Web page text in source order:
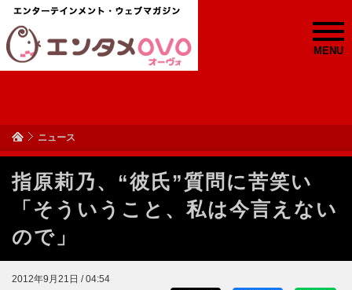
MENU
ニュース
指原莉乃、“彼氏”質問に苦笑い
「そういうこと、私は今言えない
ので」
2012年9月21日 / 04:54